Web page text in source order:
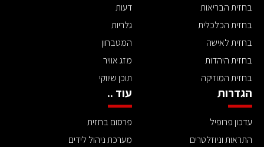
בחזית הבריאות
בחזית הכלכלית
בחזית לאישה
בחזית היהדות
בחזית המוזיקה
דעות
גלריות
המטבחון
מזג אוויר
תוכן שיווקי
הגדרות
עדכון פרופיל
התראות וניוזלטרים
עוד ..
פרסום בחזית
מערכת ניהול לידים